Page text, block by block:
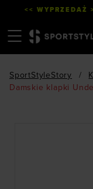
<< WYPRZEDAŻ
SportStyleStory /
Damskie klapki